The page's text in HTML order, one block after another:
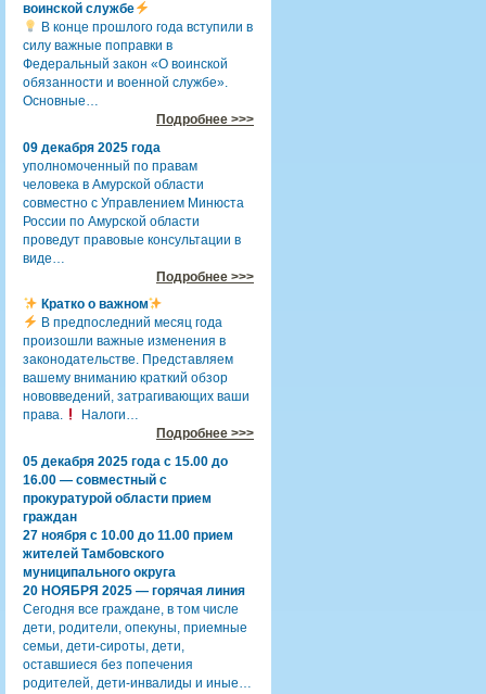
воинской службе
В конце прошлого года вступили в
силу важные поправки в
Федеральный закон «О воинской
обязанности и военной службе».
Основные…
Подробнее >>>
09 декабря 2025 года
уполномоченный по правам
человека в Амурской области
совместно с Управлением Минюста
России по Амурской области
проведут правовые консультации в
виде…
Подробнее >>>
Кратко о важном
В предпоследний месяц года
произошли важные изменения в
законодательстве. Представляем
вашему вниманию краткий обзор
нововведений, затрагивающих ваши
права.
Налоги…
Подробнее >>>
05 декабря 2025 года с 15.00 до
16.00 — совместный с
прокуратурой области прием
граждан
27 ноября с 10.00 до 11.00 прием
жителей Тамбовского
муниципального округа
20 НОЯБРЯ 2025 — горячая линия
Сегодня все граждане, в том числе
дети, родители, опекуны, приемные
семьи, дети-сироты, дети,
оставшиеся без попечения
родителей, дети-инвалиды и иные…